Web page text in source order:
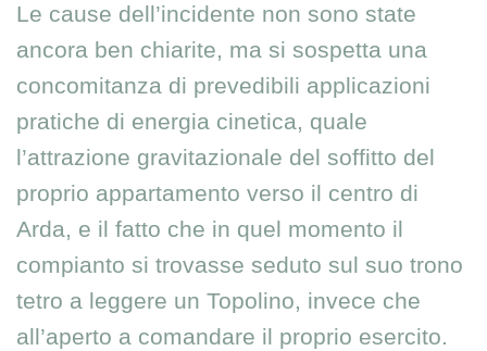
Le cause dell’incidente non sono state
ancora ben chiarite, ma si sospetta una
concomitanza di prevedibili applicazioni
pratiche di energia cinetica, quale
l’attrazione gravitazionale del soffitto del
proprio appartamento verso il centro di
Arda, e il fatto che in quel momento il
compianto si trovasse seduto sul suo trono
tetro a leggere un Topolino, invece che
all’aperto a comandare il proprio esercito.